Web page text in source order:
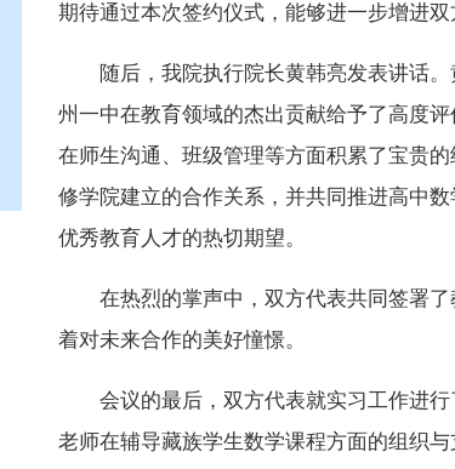
期待通过本次签约仪式，能够进一步增进
随后，我院执行院长黄韩亮发表讲话
州一中在教育领域的杰出贡献给予了高度
在师生沟通、班级管理等方面积累了宝贵
修学院建立的合作关系，并共同推进高中
优秀教育人才的热切期望。
在热烈的掌声中，双方代表共同签署
着对未来合作的美好憧憬。
会议的最后，双方代表就实习工作进
老师在辅导藏族学生数学课程方面的组织